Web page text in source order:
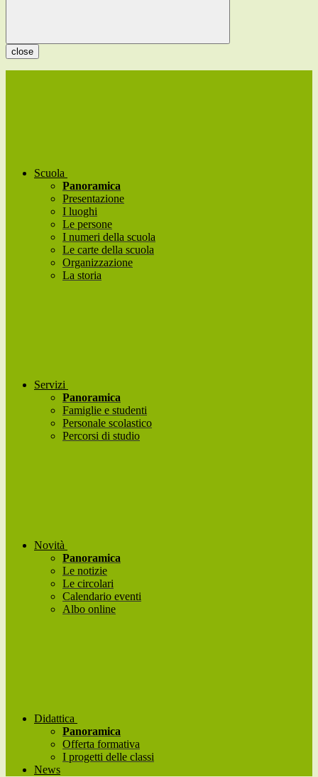
close
Scuola
Panoramica
Presentazione
I luoghi
Le persone
I numeri della scuola
Le carte della scuola
Organizzazione
La storia
Servizi
Panoramica
Famiglie e studenti
Personale scolastico
Percorsi di studio
Novità
Panoramica
Le notizie
Le circolari
Calendario eventi
Albo online
Didattica
Panoramica
Offerta formativa
I progetti delle classi
News